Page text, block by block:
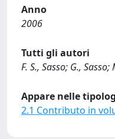
Anno
2006
Tutti gli autori
F. S., Sasso; G.,
Appare nelle
2.1 Contributo in